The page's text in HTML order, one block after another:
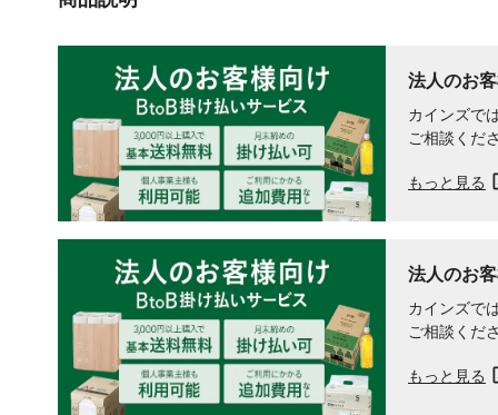
法人のお
カインズで
ご相談くだ
もっと見る
法人のお
カインズで
ご相談くだ
もっと見る